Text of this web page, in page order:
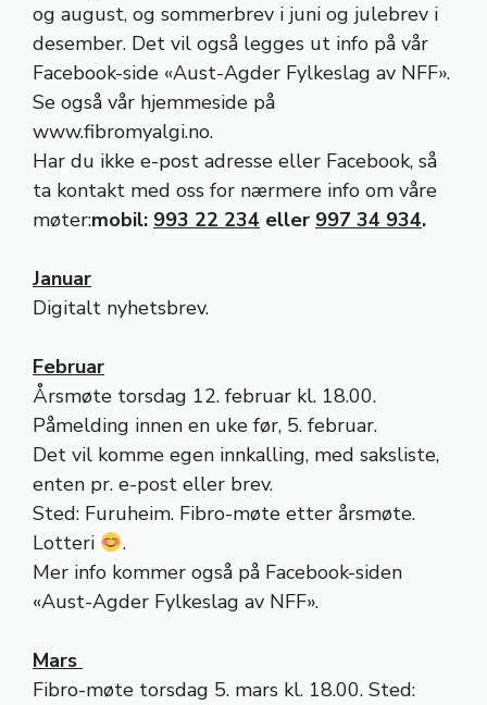
og august, og sommerbrev i juni og julebrev i
desember. Det vil også legges ut info på vår
Facebook-side «Aust-Agder Fylkeslag av NFF».
Se også vår hjemmeside på
www.fibromyalgi.no.
Har du ikke e-post adresse eller Facebook, så
ta kontakt med oss for nærmere info om våre
møter:mobil: 993 22 234 eller 997 34 934.
Januar
Digitalt nyhetsbrev.
Februar
Årsmøte torsdag 12. februar kl. 18.00.
Påmelding innen en uke før, 5. februar.
Det vil komme egen innkalling, med saksliste,
enten pr. e-post eller brev.
Sted: Furuheim. Fibro-møte etter årsmøte.
Lotteri
.
Mer info kommer også på Facebook-siden
«Aust-Agder Fylkeslag av NFF».
Mars
Fibro-møte torsdag 5. mars kl. 18.00. Sted: